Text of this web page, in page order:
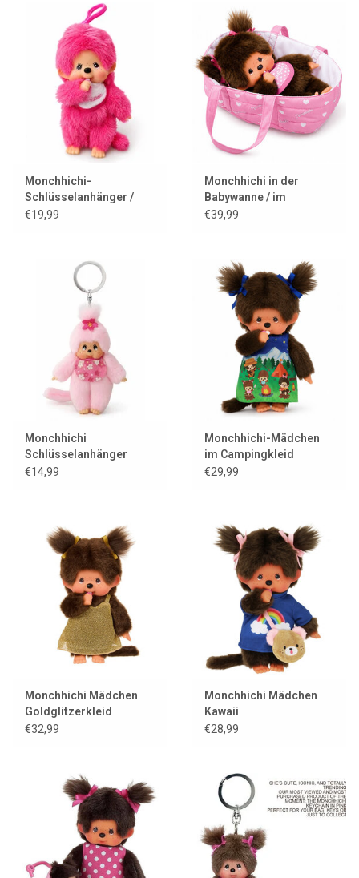
Monchhichi-
Schlüsselanhänger /
leuchtend pink
€19,99
Monchhichi in der
Babywanne / im
Reisebett
€39,99
Monchhichi
Schlüsselanhänger
Mädchen / Kirschblüte
€14,99
Monchhichi-Mädchen
im Campingkleid
€29,99
Monchhichi Mädchen
Goldglitzerkleid
€32,99
Monchhichi Mädchen
Kawaii
€28,99